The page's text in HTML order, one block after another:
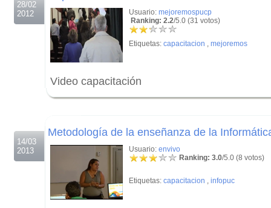
28/02
2012
Usuario: mejoremospucp
Ranking: 2.2/5.0 (31 votos)
Etiquetas: capacitacion , mejoremos
Video capacitación
14/03
2013
Metodología de la enseñanza de la
Usuario: envivo
Ranking: 3.0/5.0 (8 votos)
Etiquetas: capacitacion , infopuc